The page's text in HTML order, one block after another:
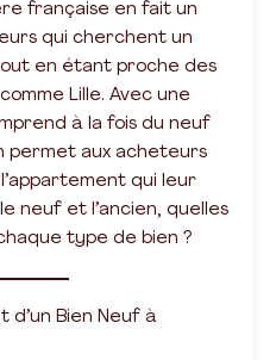
française en fait un
qui cherchent un
en étant proche des
Lille. Avec une
à la fois du neuf
permet aux acheteurs
qui leur
neuf et l’ancien, quelles
type de bien ?
d’un Bien Neuf à